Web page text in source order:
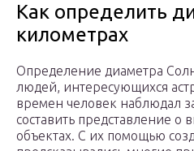
Как определить
километрах
Определение диаметра
людей, интересующихся
времен человек наблюдал
составить представление о
объектах. С их помощью